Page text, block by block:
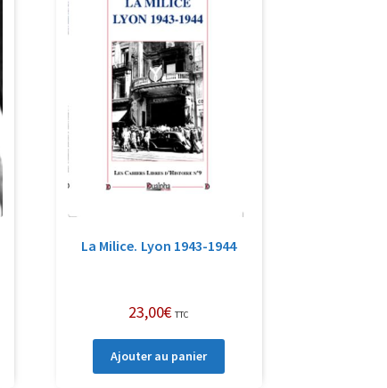
La Milice. Lyon 1943-1944
23,00€ TTC
Ajouter au panier